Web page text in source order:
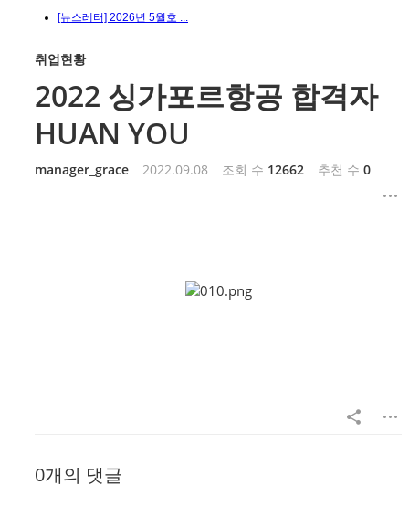
[뉴스레터] 2026년 5월호 ...
취업현황
2022 싱가포르항공 합격자
HUAN YOU
manager_grace 2022.09.08 조회 수 12662 추천 수 0
0개의 댓글